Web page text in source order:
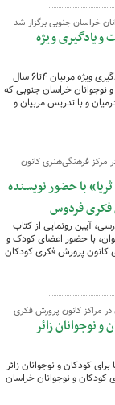
خراسان جنوبی برگزار شد
و یادگیری ویژه
دومین دوره راهبردهای تربیت و یادگیری ویژه مربیان ۴تا۶ سال
خراسان جنوبی که
از ۲۷تا ۳۱ مرداد ماه ۱۴۰۵ در مرکز درمیان و با تدریس مربیان و
مرکز فرهنگی‌هنری کانون
ثریا» با حضور نویسنده
فکری فردوس
آیین رونمایی از کتاب
با حضور اعضای کودک و
کانون پرورش فکری کودکان
مراکز کانون پرورش فکری
و نوجوانان زائر
کودکان و نوجوانان زائر
کودکان و نوجوانان خراسان